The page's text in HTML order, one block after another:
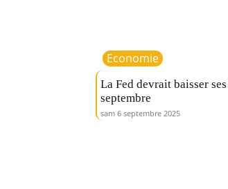
Economie
La Fed devrait baisser
septembre
sam 6 septembre 2025